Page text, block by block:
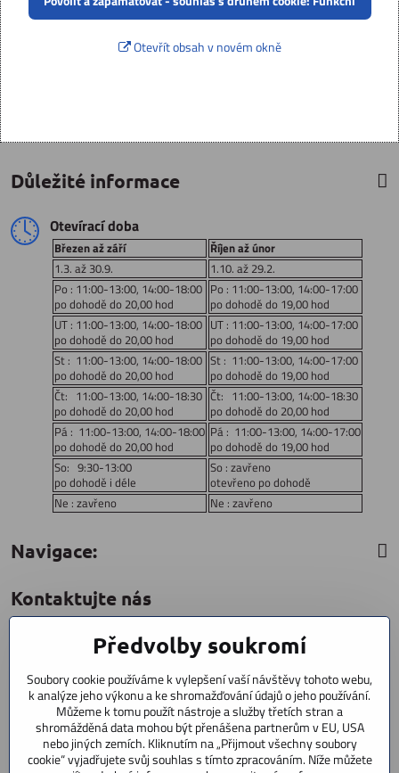
Otevřít obsah v novém okně
Důležité informace
Otevírací doba
Březen až září
Říjen až únor
1.3. až 30.9.
1.10. až 29.2.
Po : 11:00-13:00, 14:00-18:00
po dohodě do 20,00 hod
Po : 11:00-13:00, 14:00-17:00
po dohodě do 19,00 hod
UT : 11:00-13:00, 14:00-18:00
po dohodě do 20,00 hod
UT : 11:00-13:00, 14:00-17:00
po dohodě do 19,00 hod
St : 11:00-13:00, 14:00-18:00
po dohodě do 20,00 hod
St : 11:00-13:00, 14:00-17:00
po dohodě do 19,00 hod
Čt: 11:00-13:00, 14:00-18:30
po dohodě do 20,00 hod
Čt: 11:00-13:00, 14:00-18:30
po dohodě do 20,00 hod
Pá : 11:00-13:00, 14:00-18:00
po dohodě do 20,00 hod
Pá : 11:00-13:00, 14:00-17:00
po dohodě do 19,00 hod
So: 9:30-13:00
po dohodě i déle
So : zavřeno
otevřeno po dohodě
Ne : zavřeno
Ne : zavřeno
Navigace:
Kontaktujte nás
CYCLESTAR s​.r​.o​.
Praha 5 Radotín
153 00
+420 602 856 404
+420 723 603 807
Předvolby soukromí
Soubory cookie používáme k vylepšení vaší návštěvy tohoto webu,
k analýze jeho výkonu a ke shromažďování údajů o jeho používání.
Můžeme k tomu použít nástroje a služby třetích stran a
shromážděná data mohou být přenášena partnerům v EU, USA
nebo jiných zemích. Kliknutím na „Přijmout všechny soubory
cookie“ vyjadřujete svůj souhlas s tímto zpracováním. Níže můžete